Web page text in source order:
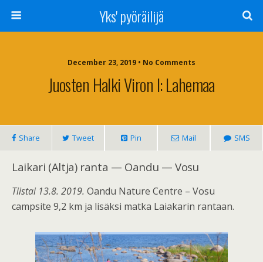
Yks' pyöräilijä
December 23, 2019 • No Comments
Juosten Halki Viron I: Lahemaa
Share Tweet Pin Mail SMS
Laikari (Altja) ranta — Oandu — Vosu
Tiistai 13.8. 2019. Oandu Nature Centre – Vosu
campsite 9,2 km ja lisäksi matka Laiakarin rantaan.